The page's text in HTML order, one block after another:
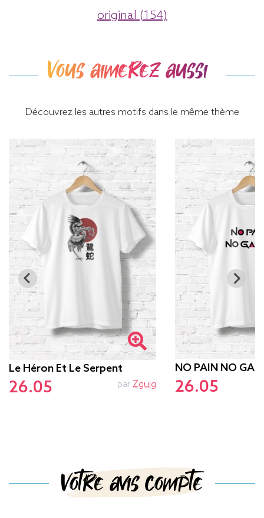
original (154)
Vous aimerez aussi
Découvrez les autres motifs dans le même thème
Le Héron Et Le Serpent
26.05 par Zguig
NO PAIN NO
26.05
Votre avis compte